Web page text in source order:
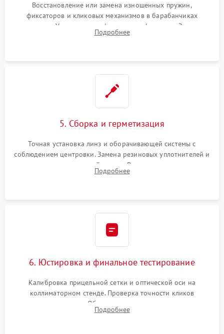
Восстановление или замена изношенных пружин,
фиксаторов и кликовых механизмов в барабанчиках
поправок. Устранение люфтов в трансфокаторе. Замена
поврежденных линз, разбитой сетки или восстановление
Подробнее
5. Сборка и герметизация
Точная установка линз и оборачивающей системы с
соблюдением центровки. Замена резиновых уплотнителей и
нанесение влагозащитной смазки. Вакуумирование корпуса
и заполнение его осушенным азотом или аргоном для
Подробнее
6. Юстировка и финальное тестирование
Калибровка прицельной сетки и оптической оси на
коллиматорном стенде. Проверка точности кликов
механизма поправок. Обязательное испытание прицела на
ударном стенде для проверки устойчивости к отдаче и
Подробнее